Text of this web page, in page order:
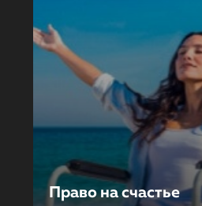
Право на счастье